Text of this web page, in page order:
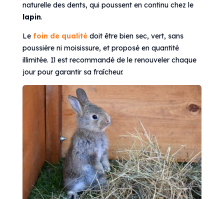
naturelle des dents, qui poussent en continu chez le
lapin.
Le foin de qualitédoit être bien sec, vert, sans
poussière ni moisissure, et proposé en quantité
illimitée. Il est recommandé de le renouveler chaque
jour pour garantir sa fraîcheur.